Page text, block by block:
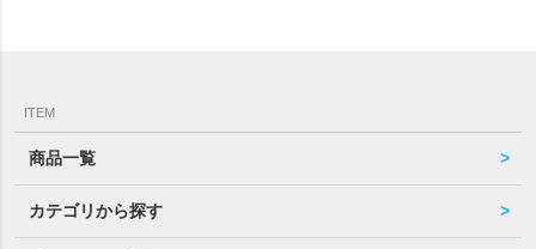
ITEM
商品一覧
カテゴリから探す